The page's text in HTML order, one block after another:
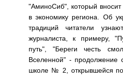
"АминоСиб", который вносит
в экономику региона. Об
традиций читатели
журналиста, к примеру,
путь", "Береги честь
Вселенной" - продолжение
школе № 2, открывшейся